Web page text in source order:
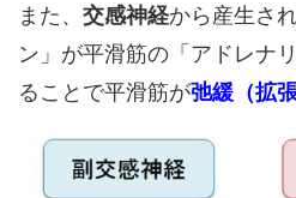
また、 交感神経から産生さ
ン」が平滑筋の「アドレナ
ることで平滑筋が弛緩（拡張